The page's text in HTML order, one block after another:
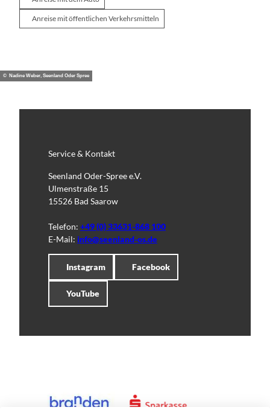
Anreise mit öffentlichen Verkehrsmitteln
© Nadine Weber, Seenland Oder Spree
Service & Kontakt
Seenland Oder-Spree e.V.
Ulmenstraße 15
15526 Bad Saarow
Telefon: +49 (0) 33631-868 100
E-Mail: info@seenland-os.de
Instagram Facebook
YouTube